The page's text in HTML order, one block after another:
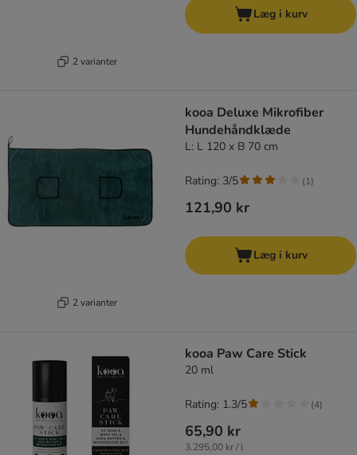
2 varianter
Læg i kurv
2 varianter
kooa Deluxe Mikrofiber
Hundehåndklæde
L: L 120 x B 70 cm
121,90 kr
Rating: 3/5 (1)
Læg i kurv
kooa Paw Care Stick
20 ml
65,90 kr
3.295,00 kr / l
Rating: 1.3/5 (4)